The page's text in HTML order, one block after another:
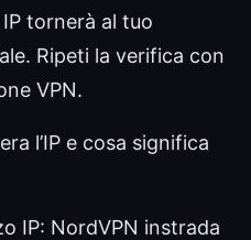
IP tornerà al tuo
Ripeti la verifica con
VPN.
l’IP e cosa significa
IP: NordVPN instrada